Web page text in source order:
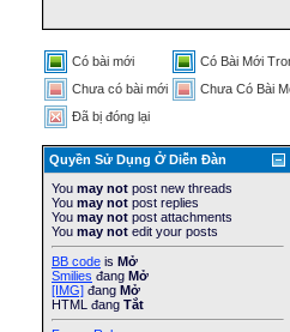
Có bài mới
Có Bài Mới
Chưa có bài mới
Chưa Có Bài
Ðã bị đóng lại
Quyền Sử Dụng Ở Diễn Ðàn
You may not post new threads
You may not post replies
You may not post attachments
You may not edit your posts
BB code is Mở
Smilies đang Mở
[IMG] đang Mở
HTML đang Tắt